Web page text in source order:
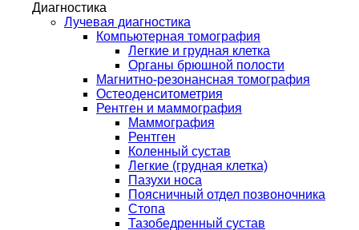
Диагностика
Лучевая диагностика
Компьютерная томография
Легкие и грудная клетка
Органы брюшной полости
Магнитно-резонансная томография
Остеоденситометрия
Рентген и маммография
Маммография
Рентген
Коленный сустав
Легкие (грудная клетка)
Пазухи носа
Поясничный отдел позвоночника
Стопа
Тазобедренный сустав